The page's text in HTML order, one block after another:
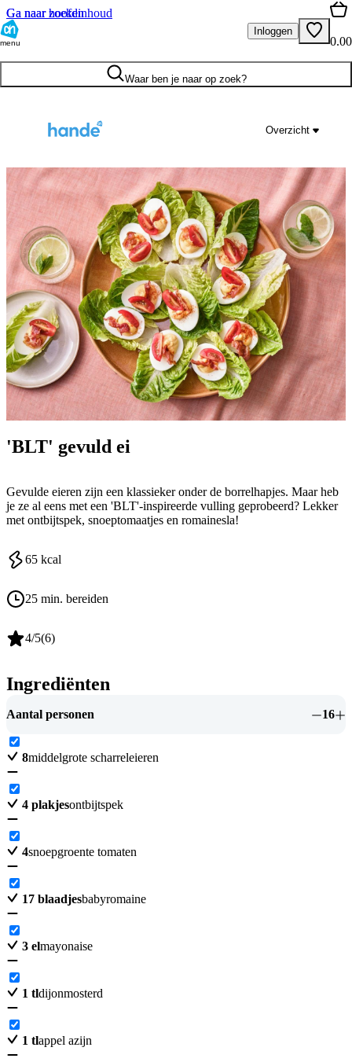
Ga naar hoofdinhoud
Ga naar zoeken
menu
Inloggen
0.00
Waar ben je naar op zoek?
Overzicht
'BLT' gevuld ei
Gevulde eieren zijn een klassieker onder de borrelhapjes. Maar heb
je ze al eens met een 'BLT'-inspireerde vulling geprobeerd? Lekker
met ontbijtspek, snoeptomaatjes en romainesla!
65 kcal
25 min. bereiden
4/5(6)
Ingrediënten
Aantal personen 16
8middelgrote scharreleieren
4 plakjesontbijtspek
4snoepgroente tomaten
17 blaadjesbabyromaine
3 elmayonaise
1 tldijonmosterd
1 tlappel azijn